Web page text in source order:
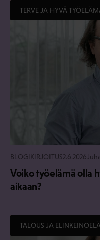
TERVE JA HYVÄ
BLOGIKIRJOITUS2.6.2026
Voiko työelämä olla
aikaan?
TALOUS JA